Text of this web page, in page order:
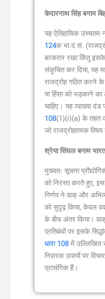
केदारनाथ सिंह बनाम
यह ऐतिहासिक उच्चतम
124क भा.दं.सं.
बरकरार रखा किंतु
संकुचित कर दिया, यह
राजद्रोह गठित करने के
या हिंसा को भड़काने का
चाहिए। यह व्याख्या दंड
108(1)(i)(a) के तहत
जो राजद्रोहात्मक
श्रेया सिंघल बनाम
मुख्यतः सूचना
को निरस्त करते हुए,
निर्णय ने वाक् और
को सुदृढ़ किया, केवल
के बीच अंतर किया।
प्रतिबंधों पर इसके
धारा 108 में उल्लिखित
निवारक उपायों पर
प्रासंगिक हैं।